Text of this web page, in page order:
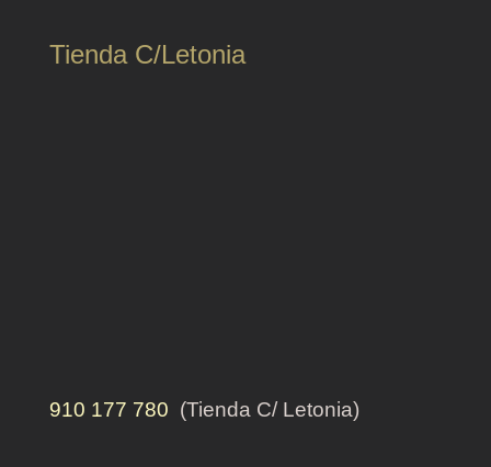
Tienda C/Letonia
910 177 780 (Tienda C/ Letonia)